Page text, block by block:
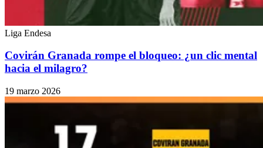
Liga Endesa
Covirán Granada rompe el bloqueo: ¿un clic mental
hacia el milagro?
19 marzo 2026